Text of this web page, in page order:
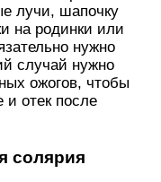
лучи, шапочку
на родинки или
нужно
случай нужно
ожогов, чтобы
и отек после
солярия